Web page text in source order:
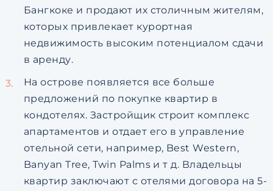
Бангкоке и продают их столичным жителям,
которых привлекает курортная
недвижимость высоким потенциалом сдачи
в аренду.
На острове появляется все больше
предложений по покупке квартир в
кондотелях. Застройщик строит комплекс
апартаментов и отдает его в управление
отельной сети, например, Best Western,
Banyan Tree, Twin Palms и т д. Владельцы
квартир заключают с отелями договора на 5-